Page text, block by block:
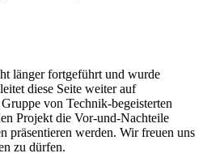
länger fortgeführt und wurde
diese Seite weiter auf
von Technik-begeisterten
Projekt die Vor-und-Nachteile
präsentieren werden. Wir freuen uns
zu dürfen.